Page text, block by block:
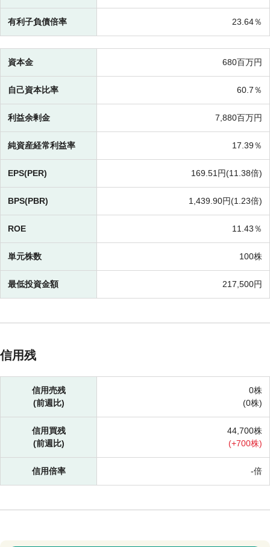
有利子負債倍率 23.64％
資本金 680百万円
自己資本比率 60.7％
利益余剰金 7,880百万円
純資産経常利益率 17.39％
EPS(PER) 169.51円(11.38倍)
BPS(PBR) 1,439.90円(1.23倍)
ROE 11.43％
単元株数 100株
最低投資金額 217,500円
信用残
信用売残
(前週比)
0株
(0株)
信用買残
(前週比)
44,700株
(+700株)
信用倍率 -倍